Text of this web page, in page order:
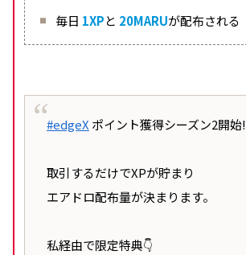
毎日 1XPと 20MARUが配布される
#edgeXポイント獲得シーズン2開始!
取引するだけでXPが貯まり
エアドロ配布量が決まります。
私経由で限定特典👇